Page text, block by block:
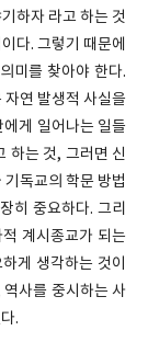
하자 라고 하는 것
다. 그렇기 때문에
미를 찾아야 한다.
연 발생적 사실을
게 일어나는 일들
하는 것, 그러면 신
독교의 학문 방법
히 중요하다. 그리
계시종교가 되는
게 생각하는 것이
사를 중시하는 사
.